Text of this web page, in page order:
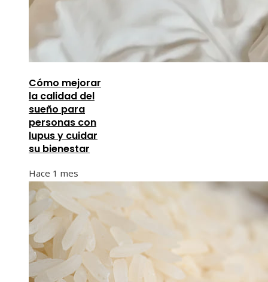
Cómo mejorar
la calidad del
sueño para
personas con
lupus y cuidar
su bienestar
Hace 1 mes